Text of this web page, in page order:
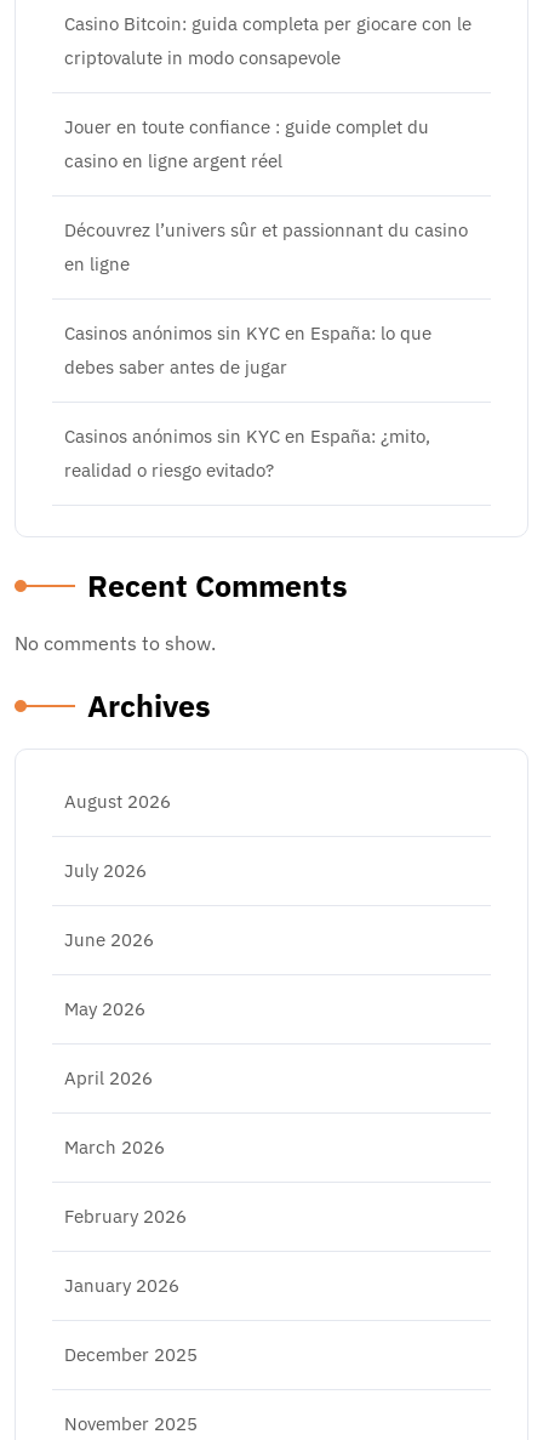
Casino Bitcoin: guida completa per giocare con le
criptovalute in modo consapevole
Jouer en toute confiance : guide complet du
casino en ligne argent réel
Découvrez l’univers sûr et passionnant du casino
en ligne
Casinos anónimos sin KYC en España: lo que
debes saber antes de jugar
Casinos anónimos sin KYC en España: ¿mito,
realidad o riesgo evitado?
Recent Comments
No comments to show.
Archives
August 2026
July 2026
June 2026
May 2026
April 2026
March 2026
February 2026
January 2026
December 2025
November 2025